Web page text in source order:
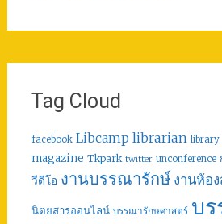
Tag Cloud
facebook Libcamp librarian library
magazine Tkpark twitter unconference
วีดีโอ งานบรรณารักษ์ งานห้อ
นิตยสารออนไลน์ บรรณารักษศาสตร์ บ